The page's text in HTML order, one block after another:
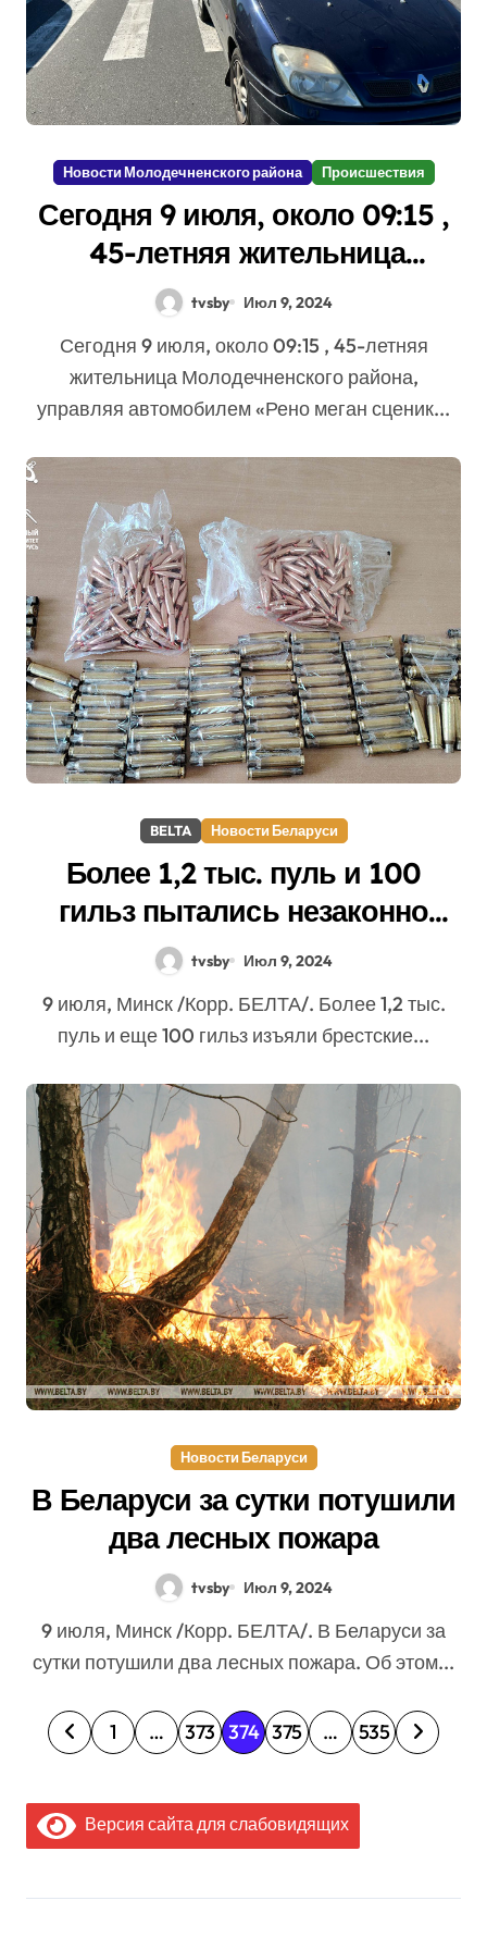
Новости Молодечненского района Происшествия
Сегодня 9 июля, около 09:15 ,
45-летняя жительница
Молодечненского района,
управляя автомобилем «Рено
меган сценик» совершила
наезд на 24- летнюю местную
tvsby Июл 9, 2024
Сегодня 9 июля, около 09:15 , 45-летняя
жительница Молодечненского района,
управляя автомобилем «Рено меган сценик...
BELTA Новости Беларуси
Более 1,2 тыс. пуль и 100
гильз пытались незаконно
ввезти через белорусско-
польскую границу
tvsby Июл 9, 2024
9 июля, Минск /Корр. БЕЛТА/. Более 1,2 тыс.
пуль и еще 100 гильз изъяли брестские...
Новости Беларуси
В Беларуси за сутки потушили
два лесных пожара
tvsby Июл 9, 2024
9 июля, Минск /Корр. БЕЛТА/. В Беларуси за
сутки потушили два лесных пожара. Об этом...
П
г
н
1 … 373 374 375 … 535
Версия сайта для слабовидящих